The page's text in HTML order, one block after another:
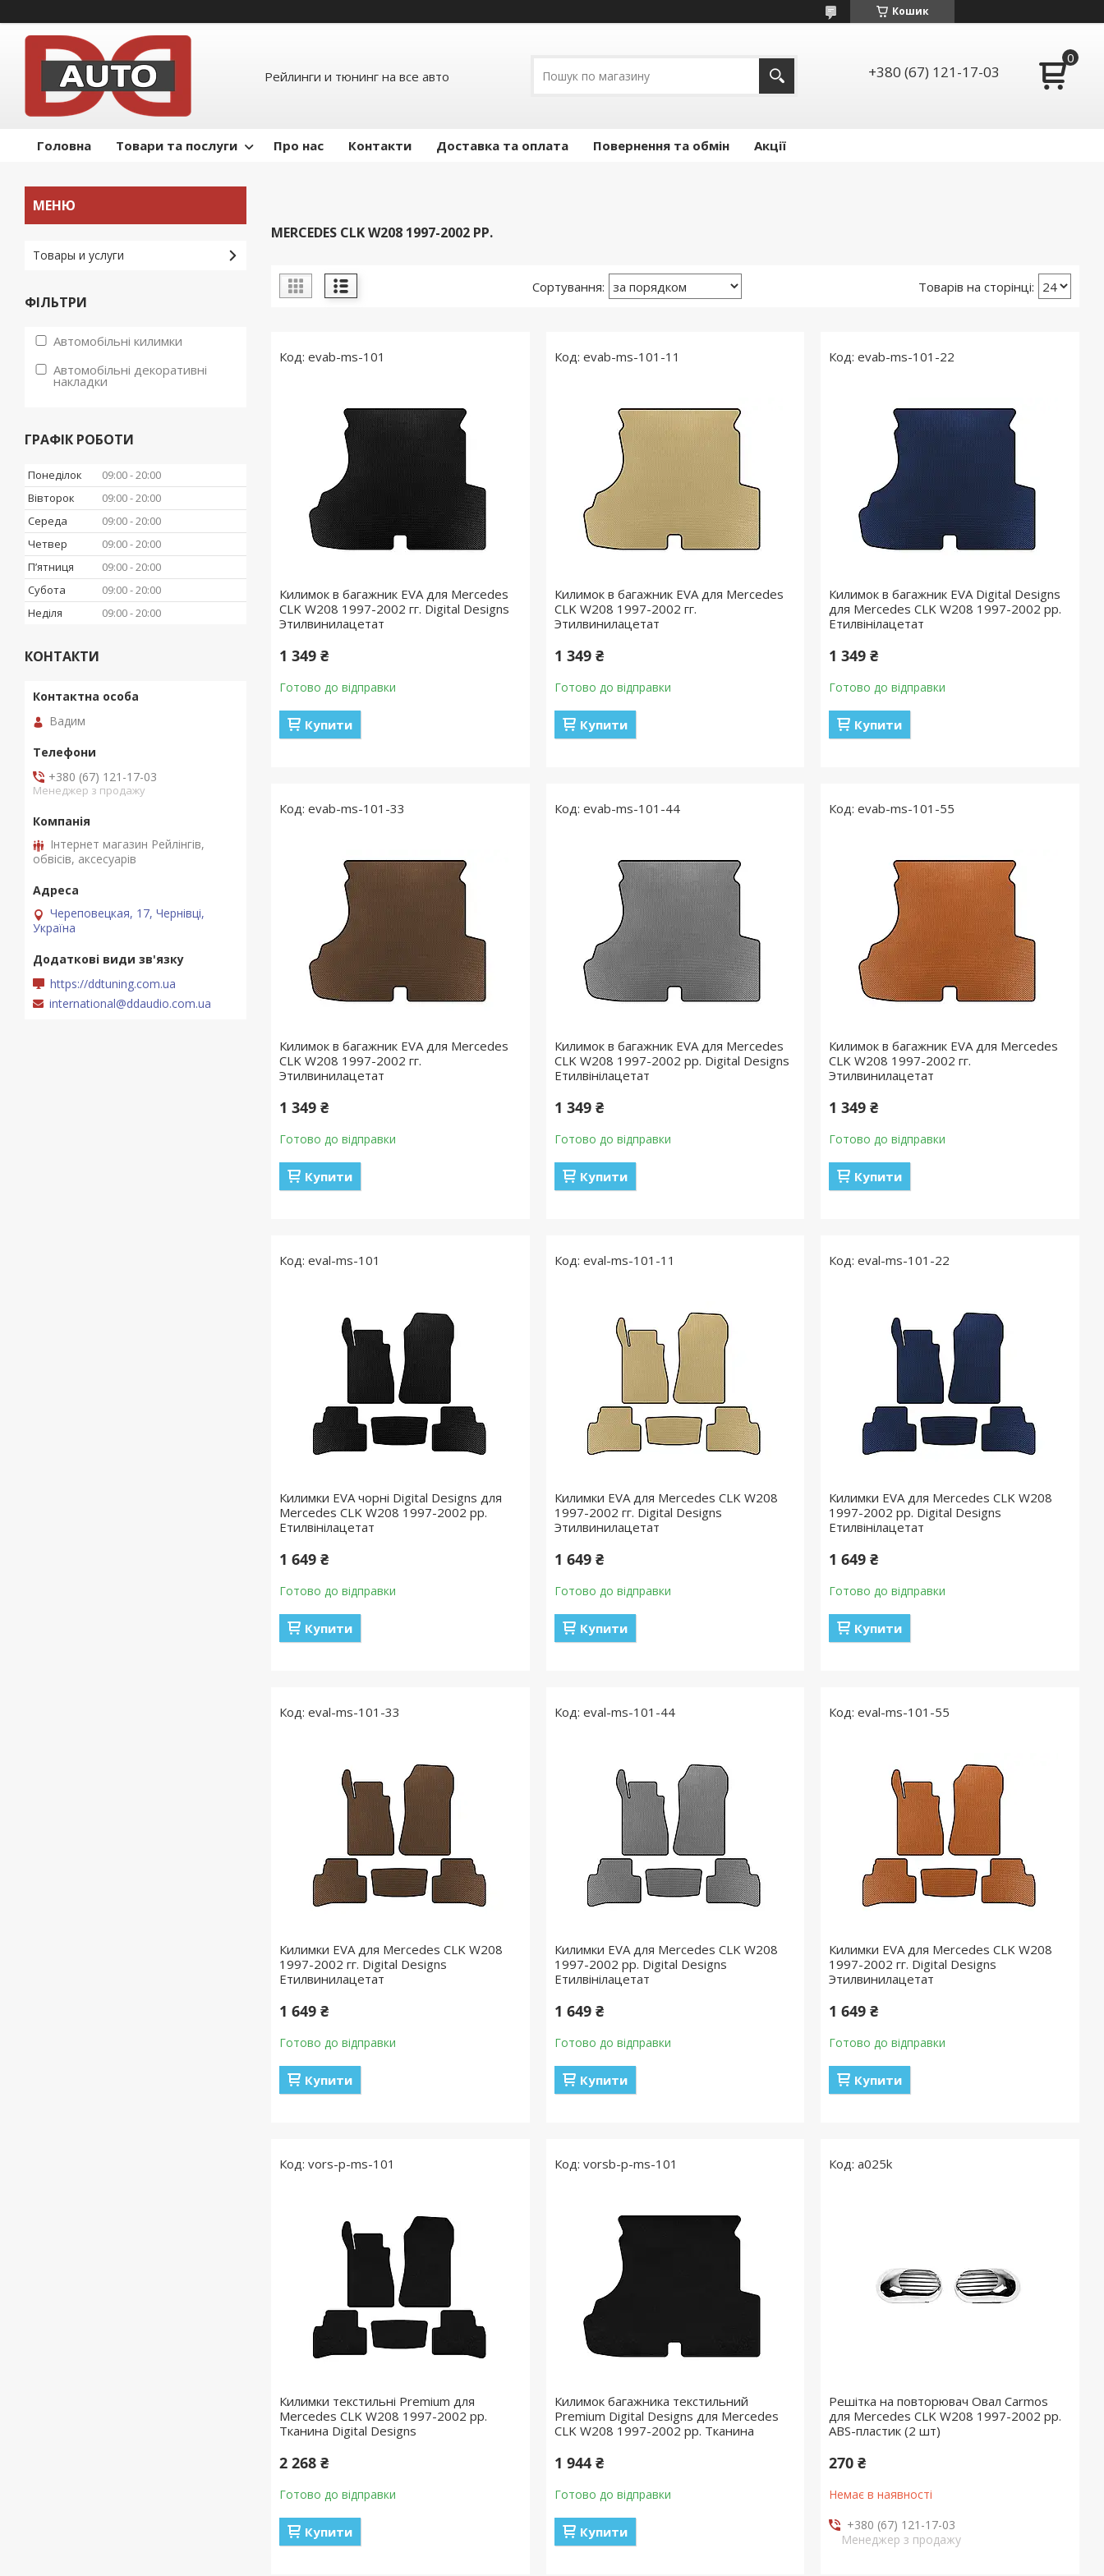
Кошик
Рейлинги и тюнинг на все авто +380 (67) 121-17-03
Головна Товари та послуги Про нас Контакти Доставка та оплата Повернення та обмін Акції
MERCEDES CLK W208 1997-2002 РР.
evab-ms-101
Килимок в багажник EVA для Mercedes
CLK W208 1997-2002 гг. Digital Designs
Этилвинилацетат
1 349 ₴
Готово до відправки
Купити
evab-ms-101-11
Килимок в багажник EVA для Mercedes
CLK W208 1997-2002 гг.
Этилвинилацетат
1 349 ₴
Готово до відправки
Купити
evab-ms-101-22
Килимок в багажник EVA Digital Designs
для Mercedes CLK W208 1997-2002 рр.
Етилвінілацетат
1 349 ₴
Готово до відправки
Купити
evab-ms-101-33
Килимок в багажник EVA для Mercedes
CLK W208 1997-2002 гг.
Этилвинилацетат
1 349 ₴
Готово до відправки
Купити
evab-ms-101-44
Килимок в багажник EVA для Mercedes
CLK W208 1997-2002 рр. Digital Designs
Етилвінілацетат
1 349 ₴
Готово до відправки
Купити
evab-ms-101-55
Килимок в багажник EVA для Mercedes
CLK W208 1997-2002 гг.
Этилвинилацетат
1 349 ₴
Готово до відправки
Купити
eval-ms-101
Килимки EVA чорні Digital Designs для
Mercedes CLK W208 1997-2002 рр.
Етилвінілацетат
1 649 ₴
Готово до відправки
Купити
eval-ms-101-11
Килимки EVA для Mercedes CLK W208
1997-2002 гг. Digital Designs
Этилвинилацетат
1 649 ₴
Готово до відправки
Купити
eval-ms-101-22
Килимки EVA для Mercedes CLK W208
1997-2002 рр. Digital Designs
Етилвінілацетат
1 649 ₴
Готово до відправки
Купити
eval-ms-101-33
Килимки EVA для Mercedes CLK W208
1997-2002 гг. Digital Designs
Етилвинилацетат
1 649 ₴
Готово до відправки
Купити
eval-ms-101-44
Килимки EVA для Mercedes CLK W208
1997-2002 рр. Digital Designs
Етилвінілацетат
1 649 ₴
Готово до відправки
Купити
eval-ms-101-55
Килимки EVA для Mercedes CLK W208
1997-2002 гг. Digital Designs
Этилвинилацетат
1 649 ₴
Готово до відправки
Купити
vors-p-ms-101
Килимки текстильні Premium для
Mercedes CLK W208 1997-2002 рр.
Тканина Digital Designs
2 268 ₴
Готово до відправки
Купити
vorsb-p-ms-101
Килимок багажника текстильний
Premium Digital Designs для Mercedes
CLK W208 1997-2002 рр. Тканина
1 944 ₴
Готово до відправки
Купити
a025k
Решітка на повторювач Овал Carmos
для Mercedes CLK W208 1997-2002 рр.
ABS-пластик (2 шт)
270 ₴
Немає в наявності
+380 (67) 121-17-03
Менеджер з продажу
Товары и услуги
ФІЛЬТРИ
Автомобільні килимки
Автомобільні декоративні
накладки
ГРАФІК РОБОТИ
Понеділок 09:00 20:00
Вівторок
09:00 20:00
Середа
09:00 20:00
Четвер
09:00 20:00
Пʼятниця
09:00 20:00
Субота
09:00 20:00
Неділя
09:00 20:00
КОНТАКТИ
Вадим
+380 (67) 121-17-03
Менеджер з продажу
Інтернет магазин Рейлінгів,
обвісів, аксесуарів
Череповецкая, 17, Чернівці,
Україна
https://ddtuning.com.ua
international@ddaudio.com.ua